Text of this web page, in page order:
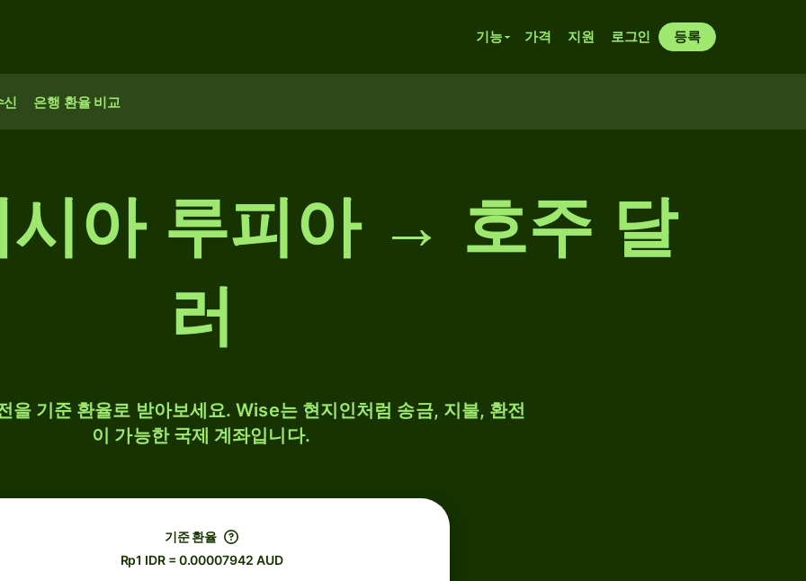
기능 가격 지원 로그인 등록
신 은행 환율 비교
시아 루피아 → 호주 달
러
을 기준 환율로 받아보세요. Wise는 현지인처럼 송금, 지불, 환전
이 가능한 국제 계좌입니다.
기준 환율
Rp1 IDR = 0.00007942 AUD